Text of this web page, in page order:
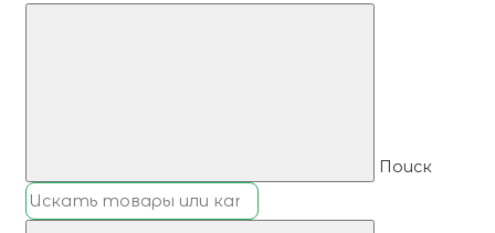
Поиск